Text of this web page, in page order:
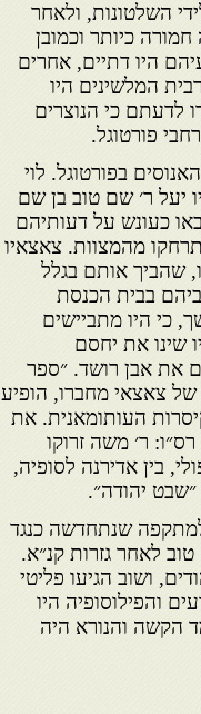
השלטונות, ולאחר
חמורה כיותר וכמובן
היו דתיים, אחרים
המלשינים היו
לדעתם כי הנוצרים
פורטוגל.
בפורטוגל. לוי
יעל ר׳ שם טוב בן שם
כעונש על דעותיהם
מהמצוות. צאצאיו
שהביך אותם בגלל
בבית הכנסת
כי היו מתביישים
שינו את יחסם
את אבן רושד. ״ספר
של צאצאי מחברו, הופיע
העותומאנית. את
ר׳ משה זרוקו
בין אדירנה לסופיה,
״שבט יהודה״.
שנתחדשה כנגד
לאחר גזרות קנ״א.
ושוב הגיעו פליטי
והפילוסופיה היו
הקשה והנורא היה